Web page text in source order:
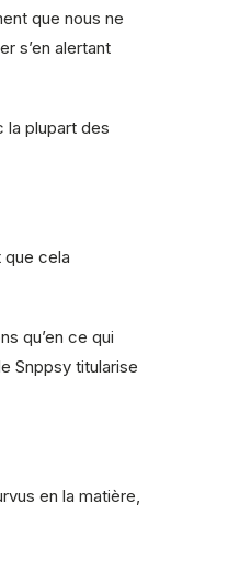
que nous ne
s’en alertant
la plupart des
que cela
qu’en ce qui
Snppsy titularise
en la matière,